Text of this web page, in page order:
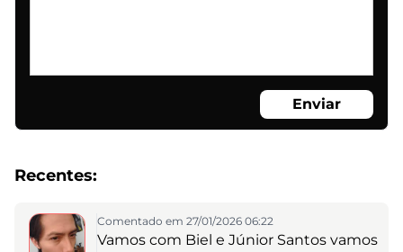
Enviar
Recentes:
Comentado em 27/01/2026 06:22
Vamos com Biel e Júnior Santos vamos